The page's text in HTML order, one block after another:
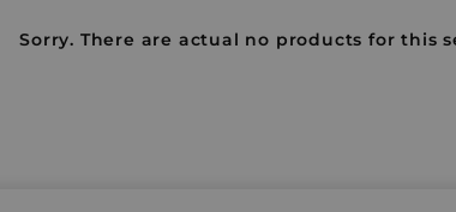
Sorry. There are actual no products for this